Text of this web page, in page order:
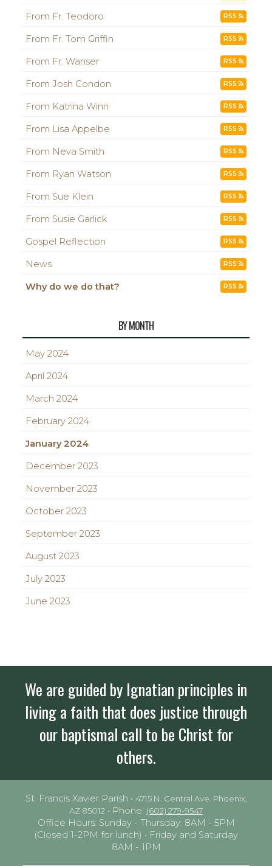
From Fr. Teodoro RSS
From Fr. Tom Griffin RSS
From Fr. Wanser RSS
From Josh Condon RSS
From Katrina Winn RSS
From Lisa Appelbe RSS
From Neva Smith RSS
From Ryan Watson RSS
From Sue Klein RSS
From Susie Garlick RSS
Gospel Reflection RSS
News RSS
Why do we do that? RSS
BY MONTH
May 2024
April 2024
March 2024
February 2024
January 2024
December 2023
November 2023
October 2023
September 2023
August 2023
July 2023
June 2023
We are guided by Ignatian principles in
living a faith that does justice through
our baptismal call to be Christ for
others.
St. Francis Xavier Parish • 4715 N. Central Ave. Phoenix,
AZ 85012 • Phone: (602) 279-9547
Office Hours: Sunday - Thursday: 8AM - 5PM
(Closed 1-2PM for lunch) • Friday and Saturday
8AM - 1PM